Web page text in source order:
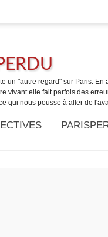
un "autre regard" sur Paris.
vivant elle fait parfois des
qui nous pousse à aller de